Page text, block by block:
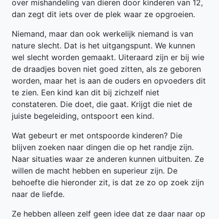
over mishandeling van dieren door kinderen van 12,
dan zegt dit iets over de plek waar ze opgroeien.
Niemand, maar dan ook werkelijk niemand is van
nature slecht. Dat is het uitgangspunt. We kunnen
wel slecht worden gemaakt. Uiteraard zijn er bij wie
de draadjes boven niet goed zitten, als ze geboren
worden, maar het is aan de ouders en opvoeders dit
te zien. Een kind kan dit bij zichzelf niet
constateren. Die doet, die gaat. Krijgt die niet de
juiste begeleiding, ontspoort een kind.
Wat gebeurt er met ontspoorde kinderen? Die
blijven zoeken naar dingen die op het randje zijn.
Naar situaties waar ze anderen kunnen uitbuiten. Ze
willen de macht hebben en superieur zijn. De
behoefte die hieronder zit, is dat ze zo op zoek zijn
naar de liefde.
Ze hebben alleen zelf geen idee dat ze daar naar op